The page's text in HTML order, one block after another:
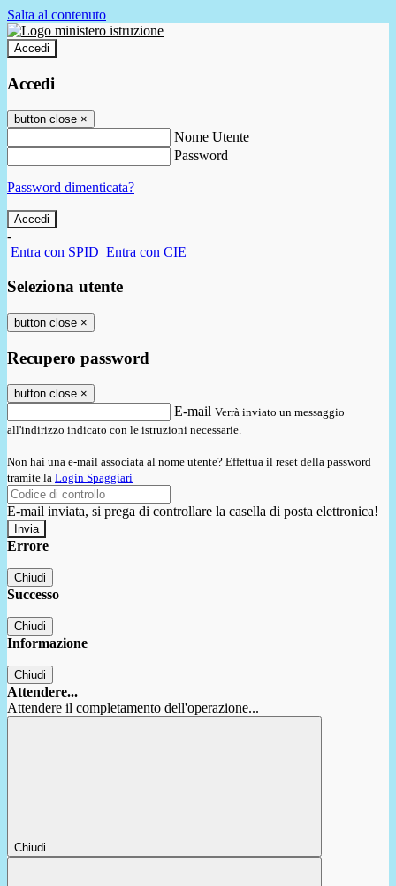
Salta al contenuto
Accedi
Accedi
button close ×
Nome Utente
Password
Password dimenticata?
-
Entra con SPID Entra con CIE
Seleziona utente
button close ×
Recupero password
button close ×
E-mail Verrà inviato un messaggio
all'indirizzo indicato con le istruzioni necessarie.
Non hai una e-mail associata al nome utente? Effettua il reset della password
tramite la Login Spaggiari
E-mail inviata, si prega di controllare la casella di posta elettronica!
Errore
Chiudi
Successo
Chiudi
Informazione
Chiudi
Attendere...
Attendere il completamento dell'operazione...
Chiudi